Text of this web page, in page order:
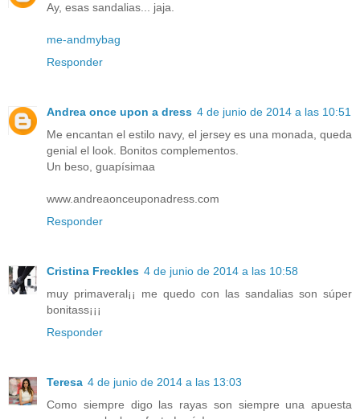
Ay, esas sandalias... jaja.
me-andmybag
Responder
Andrea once upon a dress 4 de junio de 2014 a las 10:51
Me encantan el estilo navy, el jersey es una monada, queda
genial el look. Bonitos complementos.
Un beso, guapísimaa
www.andreaonceuponadress.com
Responder
Cristina Freckles 4 de junio de 2014 a las 10:58
muy primaveral¡¡ me quedo con las sandalias son súper
bonitass¡¡¡
Responder
Teresa 4 de junio de 2014 a las 13:03
Como siempre digo las rayas son siempre una apuesta